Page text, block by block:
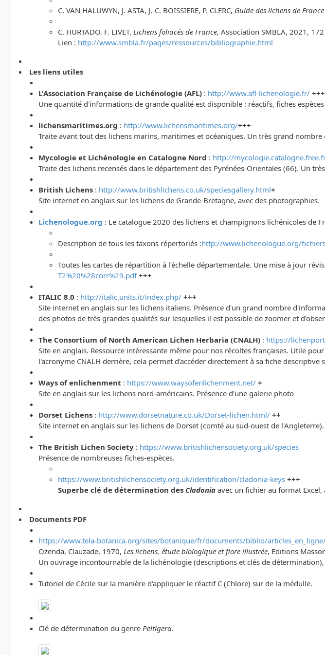
C. VAN HALUWYN, J. ASTA, J.-C. BOISSIERE, P. CLERC, Guide des lichens de
C. HURTADO, F. LIVET, Lichens foliacés de France, Association SMBLA, 2021,
Lien : http://www.smbla.fr/pages/ressources/bibliographie.html
Les liens utiles
L'Association Française de Lichénologie (AFL) : http://www.afl-lichenologie.fr/ +++
Une quantité d'informations de grande qualité est disponible : réactifs, fiches
lichensmaritimes.org : http://www.lichensmaritimes.org/+++
Traite avant tout des lichens marins, maritimes et océaniques. Un très grand
Mycologie et Lichénologie en Catalogne Nord : http://
Traite des lichens recensés dans le département des Pyrénées-Orientales (66). Un
British Lichens : http://www.britishlichens.co.uk/speciesgallery.html+
Site internet en anglais sur les lichens de Grande-Bretagne, avec des photographies.
Lichenologue.org : Le catalogue 2020 des lichens et champignons lichénicoles de
Description de tous les taxons répertoriés :http://www.lichenologue.org/
Toutes les cartes de répartition à l'échelle départementale. Une mise à jour
T2%20%28corr%29.pdf +++
ITALIC 8.0 : http://italic.units.it/index.php/ +++
Site internet en anglais sur les lichens italiens. Présence d'un grand nombre
des photos de très grandes qualités sur lesquelles il est possible de zoomer et
The Consortium of North American Lichen Herbaria (CNALH) : https://
Site en anglais. Ressource intéressante même pour nos récoltes françaises. Utile
l'acronyme CNALH derrière, cela permet d'accéder directement à sa fiche
Ways of enlichenment : https://www.waysofenlichenment.net/ +
Site en anglais sur les lichens nord-américains. Présence d'une galerie photo
Dorset Lichens : http://www.dorsetnature.co.uk/Dorset-lichen.html/ ++
Site internet en anglais sur les lichens de Dorset (comté au sud-ouest de
The British Lichen Society : https://www.britishlichensociety.org.uk/species
Présence de nombreuses fiches-espèces.
https://www.britishlichensociety.org.uk/identification/cladonia-keys +++
Superbe clé de détermination des Cladonia avec un fichier au format Excel,
Documents PDF
https://www.tela-botanica.org/sites/botanique/fr/documents/biblio/
Ozenda, Clauzade, 1970, Les lichens, étude biologique et flore illustrée, Editions
Un ouvrage incontournable de la lichénologie (descriptions et clés de
Tutoriel de Cécile sur la manière d'appliquer le réactif C (Chlore) sur de la médulle.
Clé de détermination du genre Peltigera.